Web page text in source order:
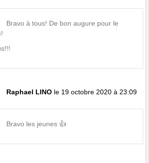
Bravo à tous! De bon augure pour le
Raphael LINO le 19 octobre 2020 à 23:09
Bravo les jeunes 👍